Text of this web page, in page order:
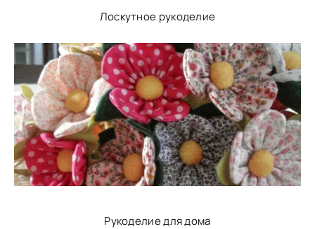
Лоскутное рукоделие
Рукоделие для дома